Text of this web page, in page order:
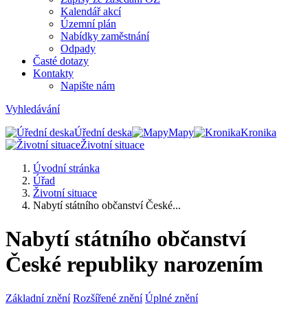
Kalendář akcí
Územní plán
Nabídky zaměstnání
Odpady
Časté dotazy
Kontakty
Napište nám
Vyhledávání
Úřední deska
Mapy
Kronika
Životní situace
Úvodní stránka
Úřad
Životní situace
Nabytí státního občanství České...
Nabytí státního občanství
České republiky narozením
Základní znění Rozšířené znění Úplné znění